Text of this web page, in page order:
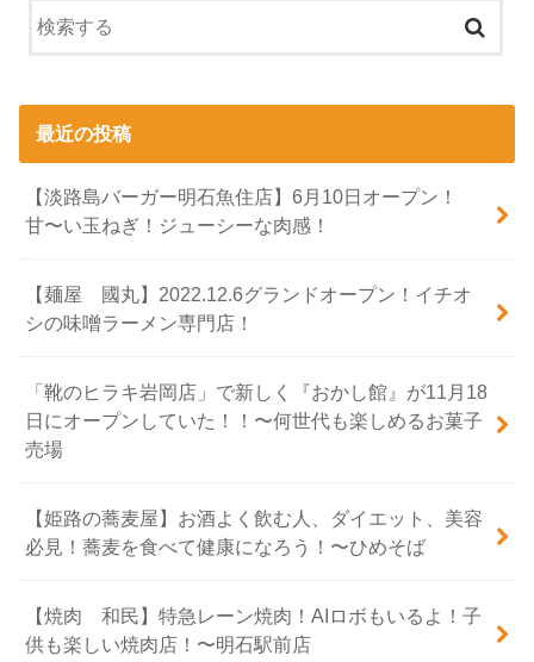
最近の投稿
【淡路島バーガー明石魚住店】6月10日オープン！
甘〜い玉ねぎ！ジューシーな肉感！
【麺屋 國丸】2022.12.6グランドオープン！イチオ
シの味噌ラーメン専門店！
「靴のヒラキ岩岡店」で新しく『おかし館』が11月18
日にオープンしていた！！〜何世代も楽しめるお菓子
売場
【姫路の蕎麦屋】お酒よく飲む人、ダイエット、美容
必見！蕎麦を食べて健康になろう！〜ひめそば
【焼肉 和民】特急レーン焼肉！AIロボもいるよ！子
供も楽しい焼肉店！〜明石駅前店